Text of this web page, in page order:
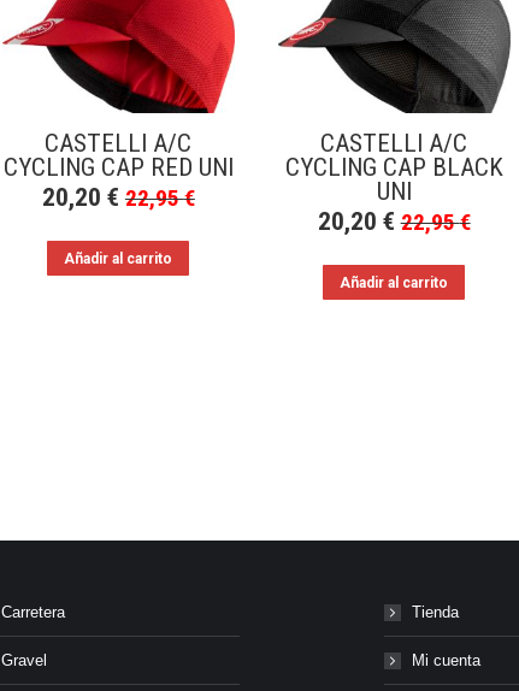
CASTELLI A/C
CYCLING CAP RED UNI
20,20 € 22,95€
Añadir al carrito
CASTELLI A/C
CYCLING CAP BLACK
UNI
20,20 € 22,95€
Añadir al carrito
Carretera
Gravel
Tienda
Mi cuenta